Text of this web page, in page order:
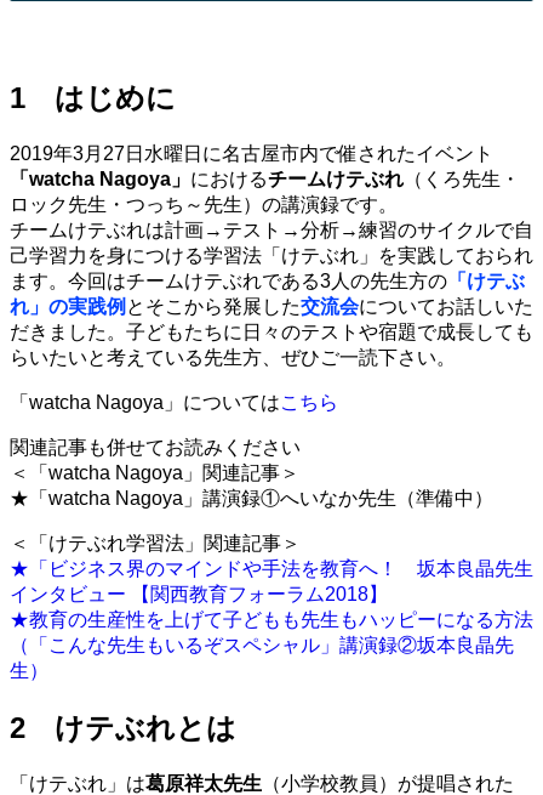
1 はじめに
2019年3月27日水曜日に名古屋市内で催されたイベント
「watcha Nagoya」 におけるチームけテぶれ （くろ先生・
ロック先生・つっち～先生）の講演録です。
チームけテぶれは計画→テスト→分析→練習のサイクルで自
己学習力を身につける学習法「けテぶれ」を実践しておられ
ます。今回はチームけテぶれである3人の先生方の 「けテぶ
れ」の実践例 とそこから発展した交流会についてお話しいた
だきました。子どもたちに日々のテストや宿題で成長しても
らいたいと考えている先生方、ぜひご一読下さい。
「watcha Nagoya」についてはこちら
関連記事も併せてお読みください
＜「watcha Nagoya」関連記事＞
★「watcha Nagoya」講演録①へいなか先生（準備中）
＜「けテぶれ学習法」関連記事＞
★「ビジネス界のマインドや手法を教育へ！ 坂本良晶先生
インタビュー 【関西教育フォーラム2018】
★教育の生産性を上げて子どもも先生もハッピーになる方法
（「こんな先生もいるぞスペシャル」講演録②坂本良晶先
生）
2 けテぶれとは
「けテぶれ」は葛原祥太先生 （小学校教員）が提唱された